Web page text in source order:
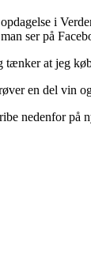
i
ser på
at jeg
en del vin
nedenfor på